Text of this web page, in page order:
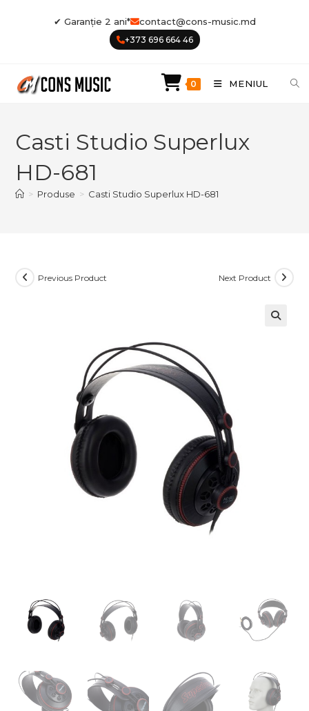
✔ Garanție 2 ani* contact@cons-music.md
+373 696 664 46
0 MENIUL
Casti Studio Superlux
HD-681
> Produse > Casti Studio Superlux HD-681
Previous Product Next Product